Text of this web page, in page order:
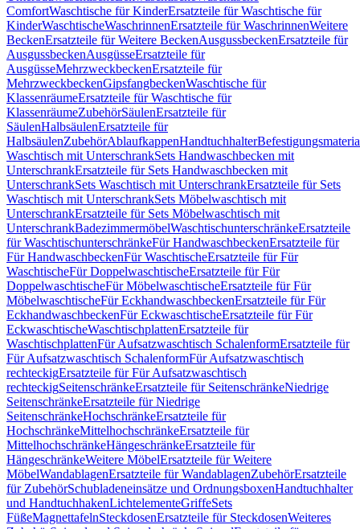
ComfortWaschtische für KinderErsatzteile für Waschtische für
KinderWaschtischeWaschrinnenErsatzteile für WaschrinnenWeitere
BeckenErsatzteile für Weitere BeckenAusgussbeckenErsatzteile für
AusgussbeckenAusgüsseErsatzteile für
AusgüsseMehrzweckbeckenErsatzteile für
MehrzweckbeckenGipsfangbeckenWaschtische für
KlassenräumeErsatzteile für Waschtische für
KlassenräumeZubehörSäulenErsatzteile für
SäulenHalbsäulenErsatzteile für
HalbsäulenZubehörAblaufkappenHandtuchhalter
Waschtisch mit UnterschrankSets Handwaschbecken mit
UnterschrankErsatzteile für Sets Handwaschbecken mit
UnterschrankSets Waschtisch mit UnterschrankErsatzteile für Sets
Waschtisch mit UnterschrankSets Möbelwaschtisch mit
UnterschrankErsatzteile für Sets Möbelwaschtisch mit
UnterschrankBadezimmermöbelWaschtischunterschränkeErsatzteile
für WaschtischunterschränkeFür HandwaschbeckenErsatzteile für
Für HandwaschbeckenFür WaschtischeErsatzteile für Für
WaschtischeFür DoppelwaschtischeErsatzteile für Für
DoppelwaschtischeFür MöbelwaschtischeErsatzteile für Für
MöbelwaschtischeFür EckhandwaschbeckenErsatzteile für Für
EckhandwaschbeckenFür EckwaschtischeErsatzteile für Für
EckwaschtischeWaschtischplattenErsatzteile für
WaschtischplattenFür Aufsatzwaschtisch SchalenformErsatzteile für
Für Aufsatzwaschtisch SchalenformFür Aufsatzwaschtisch
rechteckigErsatzteile für Für Aufsatzwaschtisch
rechteckigSeitenschränkeErsatzteile für SeitenschränkeNiedrige
SeitenschränkeErsatzteile für Niedrige
SeitenschränkeHochschränkeErsatzteile für
HochschränkeMittelhochschränkeErsatzteile für
MittelhochschränkeHängeschränkeErsatzteile für
HängeschränkeWeitere MöbelErsatzteile für Weitere
MöbelWandablagenErsatzteile für WandablagenZubehörErsatzteile
für ZubehörSchubladeneinsätze und OrdnungsboxenHandtuchhalter
und HandtuchhakenLichtelementeGriffeSets
FüßeMagnettafelnSteckdosenErsatzteile für SteckdosenWeiteres